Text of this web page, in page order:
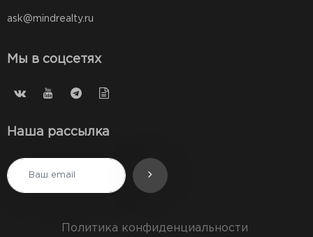
ask@mindrealty.ru
Мы в соцсетях
Наша рассылка
Политика конфиденциальности